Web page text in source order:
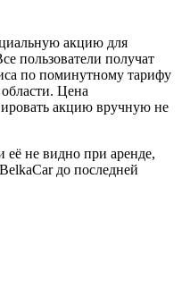
акцию для
пользователи получат
по поминутному тарифу
Цена
акцию вручную не
её не видно при аренде,
до последней